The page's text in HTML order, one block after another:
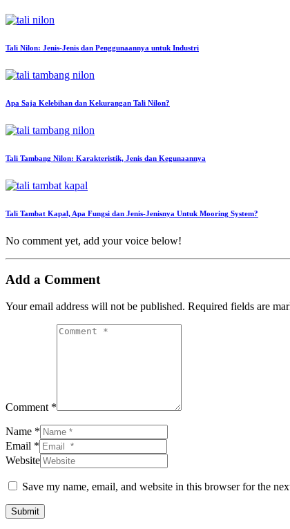
Tali Nilon: Jenis-Jenis dan Penggunaannya untuk Industri
Apa Saja Kelebihan dan Kekurangan Tali Nilon?
Tali Tambang Nilon: Karakteristik, Jenis dan Kegunaannya
Tali Tambat Kapal, Apa Fungsi dan Jenis-Jenisnya Untuk Mooring System?
No comment yet, add your voice below!
Add a Comment
Your email address will not be published. Required fields are
Comment *
Name *
Email *
Website
Save my name, email, and website in this browser for the
Submit